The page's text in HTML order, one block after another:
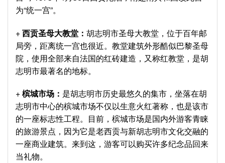
为“统一宫”。
+西贡圣母大教堂： 胡志明市圣母大教堂，位于百年邮
局旁，距离统一宫也很近。教堂建筑外形酷似巴黎圣母
院，使用全部来自法国的红砖建造，又称红教堂，是胡
志明市最著名的地标。
+槟城市场： 是胡志明市历史最悠久的集市，坐落在胡
志明市中心的槟城市场不仅以生意火红著称，也是该市
的一座标志性工程。目前，槟城市场是国内外游客青睐
的旅游景点，因为它是老西贡与新胡志明市文化交融的
一座商业建筑。来到这，游客可以购买许多纪念品回来
当礼物。